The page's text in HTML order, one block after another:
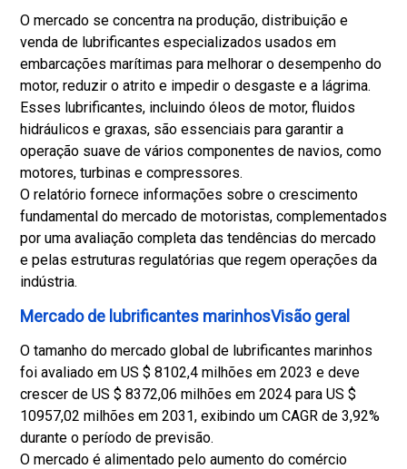
O mercado se concentra na produção, distribuição e
venda de lubrificantes especializados usados em
embarcações marítimas para melhorar o desempenho do
motor, reduzir o atrito e impedir o desgaste e a lágrima.
Esses lubrificantes, incluindo óleos de motor, fluidos
hidráulicos e graxas, são essenciais para garantir a
operação suave de vários componentes de navios, como
motores, turbinas e compressores.
O relatório fornece informações sobre o crescimento
fundamental do mercado de motoristas, complementados
por uma avaliação completa das tendências do mercado
e pelas estruturas regulatórias que regem operações da
indústria.
Mercado de lubrificantes marinhosVisão geral
O tamanho do mercado global de lubrificantes marinhos
foi avaliado em US $ 8102,4 milhões em 2023 e deve
crescer de US $ 8372,06 milhões em 2024 para US $
10957,02 milhões em 2031, exibindo um CAGR de 3,92%
durante o período de previsão.
O mercado é alimentado pelo aumento do comércio